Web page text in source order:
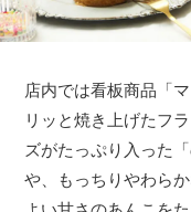
店内では看板商品「
リッと焼き上げたフ
ズがたっぷり入った
や、もっちりやわら